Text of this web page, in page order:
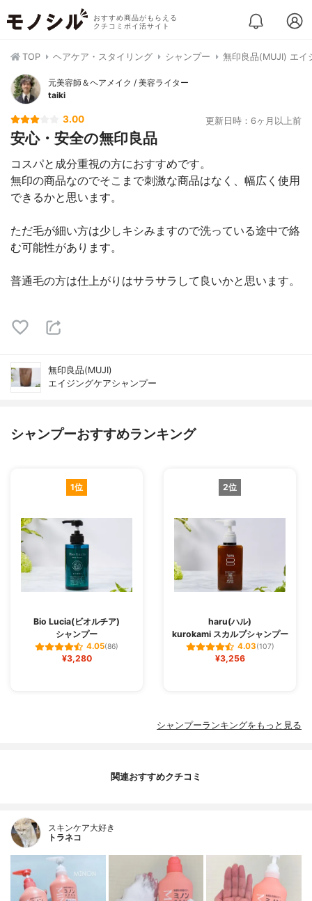
おすすめ商品がもらえる
クチコミポイ活サイト
TOP ヘアケア・スタイリング シャンプー 無印良品(MUJI) エイ
元美容師＆ヘアメイク / 美容ライター
taiki
3.00 更新日時：6ヶ月以上前
安心・安全の無印良品
コスパと成分重視の方におすすめです。
無印の商品なのでそこまで刺激な商品はなく、幅広く使用
できるかと思います。
ただ毛が細い方は少しキシみますので洗っている途中で絡
む可能性があります。
普通毛の方は仕上がりはサラサラして良いかと思います。
無印良品(MUJI)
エイジングケアシャンプー
シャンプーおすすめランキング
1位
Bio Lucia(ビオルチア)
シャンプー
4.05(86)
¥3,280
2位
haru(ハル)
kurokami スカルプシャンプー
4.03(107)
¥3,256
シャンプーランキングをもっと見る
関連おすすめクチコミ
スキンケア大好き
トラネコ